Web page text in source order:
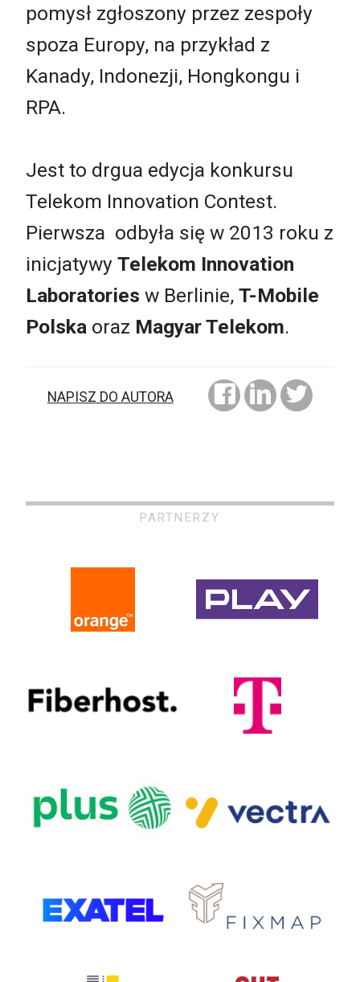
pomysł zgłoszony przez zespoły
spoza Europy, na przykład z
Kanady, Indonezji, Hongkongu i
RPA.
Jest to drgua edycja konkursu
Telekom Innovation Contest.
Pierwsza odbyła się w 2013 roku z
inicjatywy Telekom Innovation
Laboratories w Berlinie, T-Mobile
Polska oraz Magyar Telekom.
NAPISZ DO AUTORA
PARTNERZY